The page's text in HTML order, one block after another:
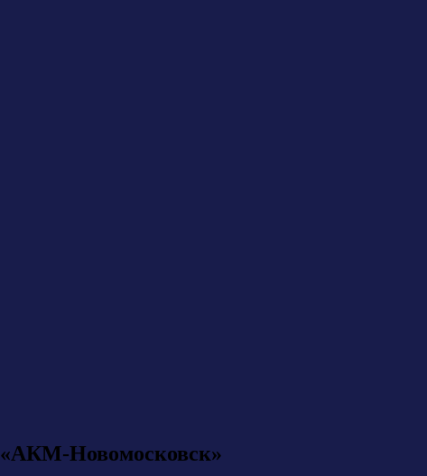
«АКМ-Новомосковск»